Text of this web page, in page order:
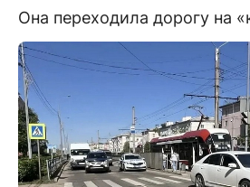
Она переходила дорогу на